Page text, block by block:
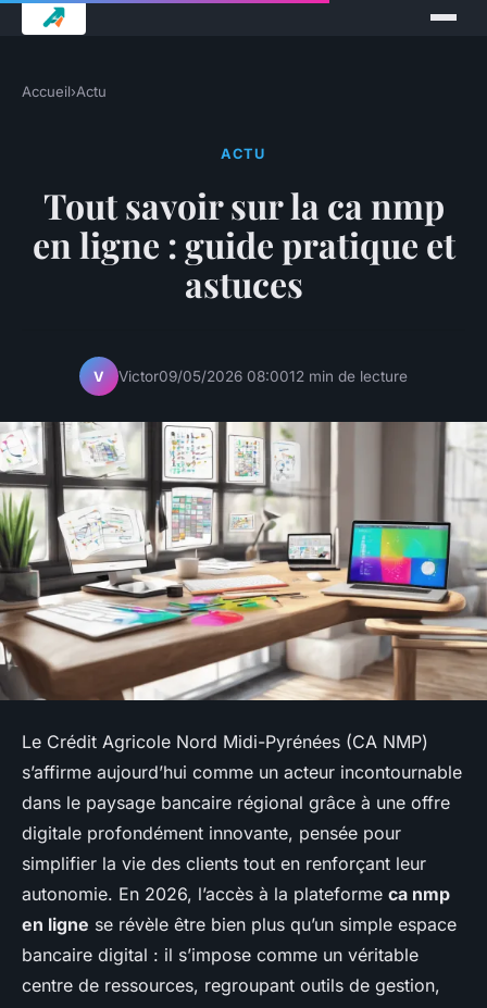
Accueil›Actu
ACTU
Tout savoir sur la ca nmp
en ligne : guide pratique et
astuces
V Victor09/05/2026 08:0012 min de lecture
Le Crédit Agricole Nord Midi-Pyrénées (CA NMP)
s’affirme aujourd’hui comme un acteur incontournable
dans le paysage bancaire régional grâce à une offre
digitale profondément innovante, pensée pour
simplifier la vie des clients tout en renforçant leur
autonomie. En 2026, l’accès à la plateforme ca nmp
en ligne se révèle être bien plus qu’un simple espace
bancaire digital : il s’impose comme un véritable
centre de ressources, regroupant outils de gestion,